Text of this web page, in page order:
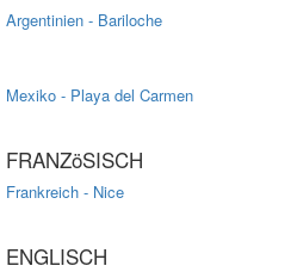
Argentinien - Bariloche
Mexiko - Playa del Carmen
FRANZöSISCH
Frankreich - Nice
ENGLISCH